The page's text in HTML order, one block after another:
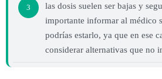
3
las dosis suelen ser bajas y
importante informar al médico
podrías estarlo, ya que en ese
considerar alternativas que no